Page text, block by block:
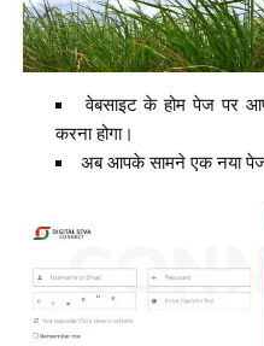
वेबसाइट के होम पेज पर
करना होगा।
अब आपके सामने एक नया